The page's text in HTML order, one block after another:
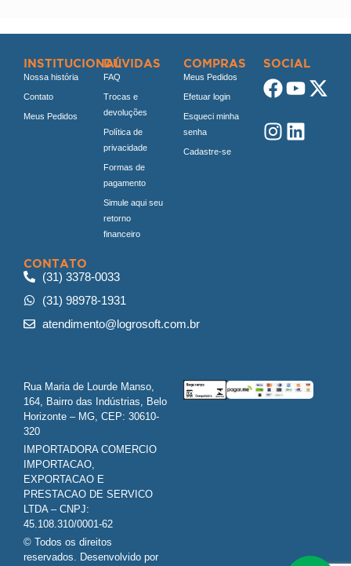
INSTITUCIONAL
Nossa história
Contato
Meus Pedidos
DÚVIDAS
FAQ
Trocas e
devoluções
Política de
privacidade
Formas de
pagamento
Simule aqui seu
retorno
financeiro
COMPRAS
Meus Pedidos
Efetuar login
Esqueci minha
senha
Cadastre-se
SOCIAL
CONTATO
(31) 3378-0033
(31) 98978-1931
atendimento@logrosoft.com.br
Rua Maria de Lourde Manso,
164, Bairro das Indústrias, Belo
Horizonte – MG, CEP: 30610-
320
IMPORTADORA COMERCIO
IMPORTACAO,
EXPORTACAO E
PRESTACAO DE SERVICO
LTDA – CNPJ:
45.108.310/0001-62
© Todos os direitos
reservados. Desenvolvido por